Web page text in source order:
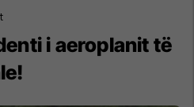
i aeroplanit të